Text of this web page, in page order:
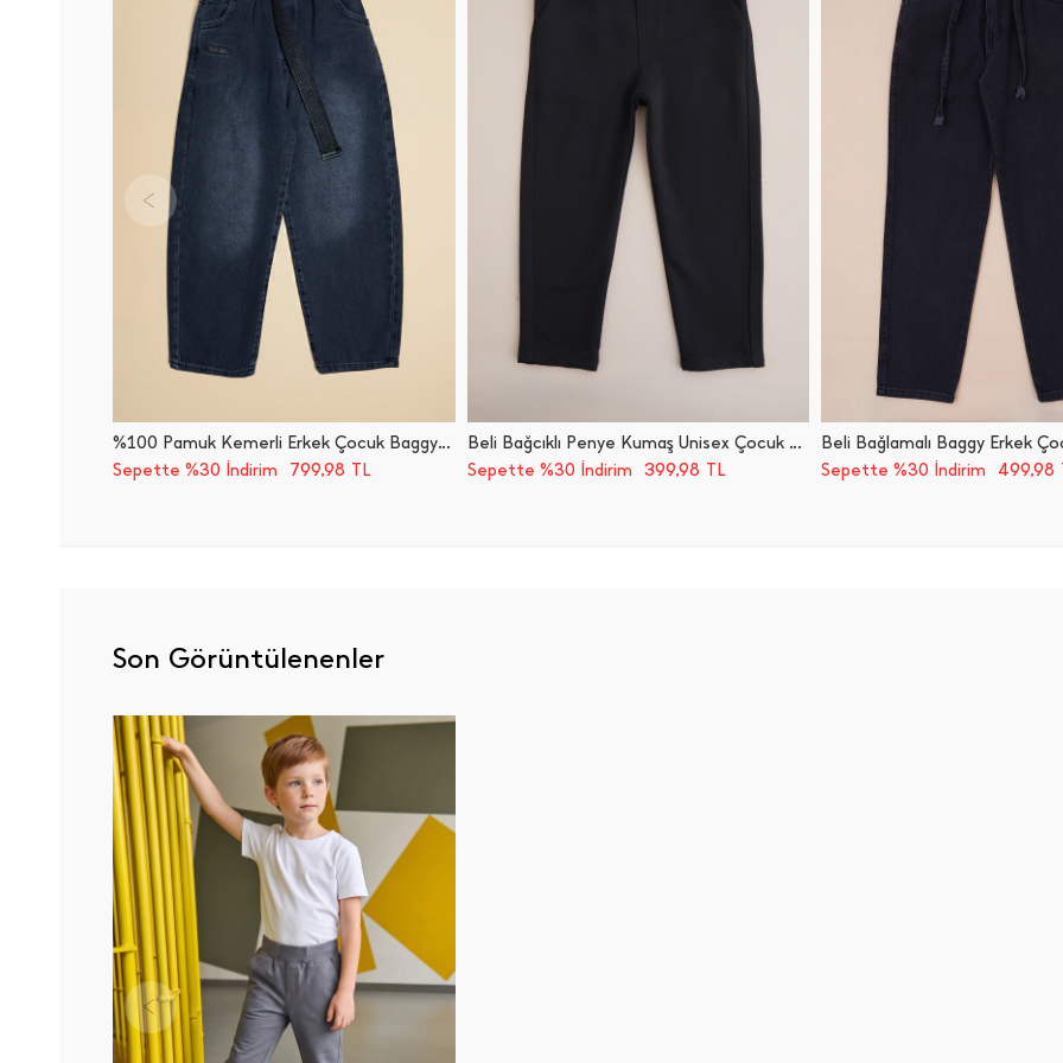
%100 Pamuk Kemerli Erkek Çocuk Baggy Pantolon
Sepette %30 İndirim
799,98 TL
Beli Bağcıklı Penye Kumaş Unisex Çocuk Pantolon
Sepette %30 İndirim
399,98 TL
Sepette %30 İndirim
499,98
Son Görüntülenenler